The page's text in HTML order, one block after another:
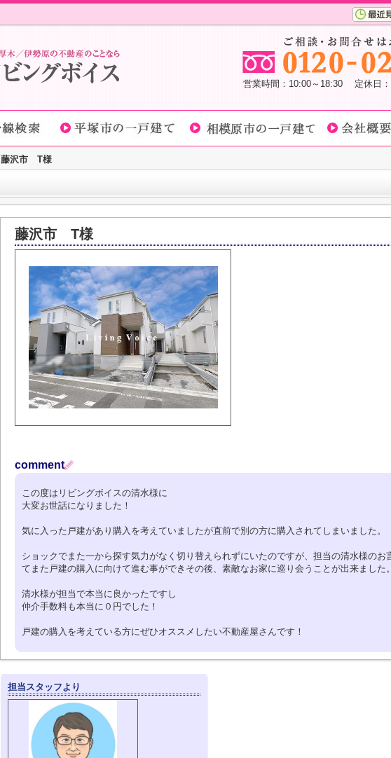
営業時間：10:00～18:30 定休日
藤沢市 T様
藤沢市 T様
comment
この度はリビングボイスの清水様に
大変お世話になりました！
気に入った戸建があり購入を考えていましたが直前で別の方に購入されてしまいました。
ショックでまた一から探す気力がなく切り替えられずにいたのですが、担当の清水様のお
てまた戸建の購入に向けて進む事ができその後、素敵なお家に巡り会うことが出来ました。
清水様が担当で本当に良かったですし
仲介手数料も本当に０円でした！
戸建の購入を考えている方にぜひオススメしたい不動産屋さんです！
担当スタッフより